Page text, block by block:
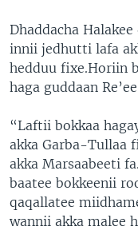
Dhaddacha
innii jedhutti lafa
hedduu fixe.Horiin
haga guddaan
“Laftii bokkaa
akka Garba-Tullaa
akka Marsaabeeti
baatee bokkeenii
qaqallatee
wannii akka malee